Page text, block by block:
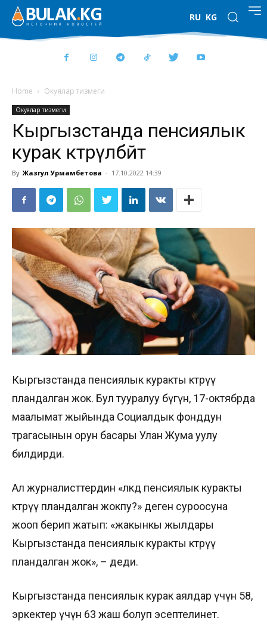
RU KG
Home Окуялар тизмеги
Окуялар тизмеги
Кыргызстанда пенсиялык
курак көтөрүлбөйт
By Жазгул Урмамбетова - 17.10.2022 14:39
Кыргызстанда пенсиялык куракты көтөрүү
пландалган жок. Бул тууралуу бүгүн, 17-октябрда
маалымат жыйында Социалдык фонддун
төрагасынын орун басары Улан Жума уулу
билдирди.
Ал журналисттердин «өлкөдө пенсиялык куракты
көтөрүү пландалган жокпу?» деген суроосуна
жооп берип жатып: «жакынкы жылдары
Кыргызстанда пенсиялык куракты көтөрүү
пландалган жок», – деди.
Кыргызстанда пенсиялык курак аялдар үчүн 58,
эркектер үчүн 63 жаш болуп эсептелинет.